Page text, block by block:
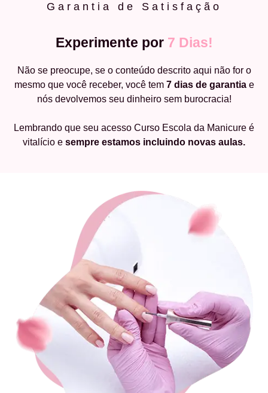
Garantia de Satisfação
Experimente por 7 Dias!
Não se preocupe, se o conteúdo descrito aqui não for o
mesmo que você receber, você tem 7 dias de garantiae
nós devolvemos seu dinheiro sem burocracia!
Lembrando que seu acesso Curso Escola da Manicure é
vitalício e sempre estamos incluindo novas aulas.